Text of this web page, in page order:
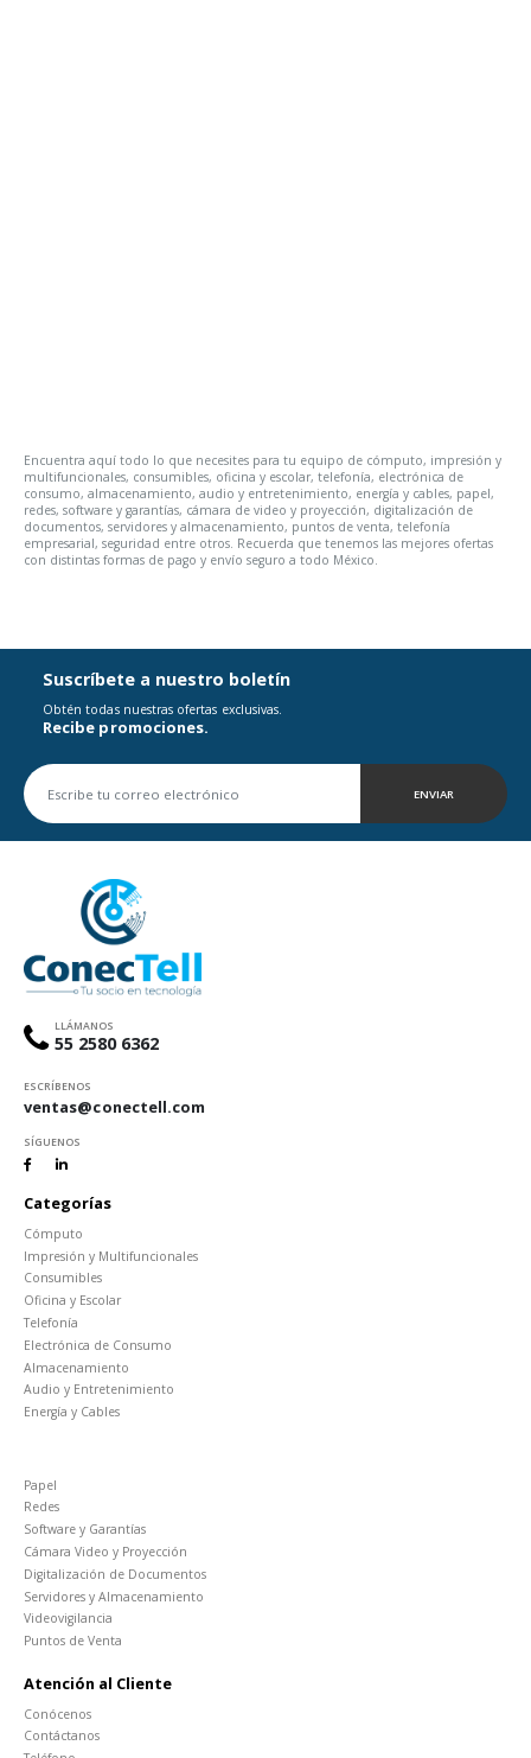
Encuentra aquí todo lo que necesites para tu equipo de cómputo, impresión y
multifuncionales, consumibles, oficina y escolar, telefonía, electrónica de
consumo, almacenamiento, audio y entretenimiento, energía y cables, papel,
redes, software y garantías, cámara de video y proyección, digitalización de
documentos, servidores y almacenamiento, puntos de venta, telefonía
empresarial, seguridad entre otros. Recuerda que tenemos las mejores ofertas
con distintas formas de pago y envío seguro a todo México.
Suscríbete a nuestro boletín
Obtén todas nuestras ofertas exclusivas.
Recibe promociones.
ENVIAR
LLÁMANOS
55 2580 6362
ESCRÍBENOS
ventas@conectell.com
SÍGUENOS
Categorías
Cómputo
Impresión y Multifuncionales
Consumibles
Oficina y Escolar
Telefonía
Electrónica de Consumo
Almacenamiento
Audio y Entretenimiento
Energía y Cables
Papel
Redes
Software y Garantías
Cámara Video y Proyección
Digitalización de Documentos
Servidores y Almacenamiento
Videovigilancia
Puntos de Venta
Atención al Cliente
Conócenos
Contáctanos